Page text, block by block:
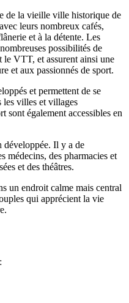
de la vieille ville historique de
leurs nombreux cafés,
et à la détente. Les
possibilités de
le VTT, et assurent ainsi une
et aux passionnés de sport.
et permettent de se
les villes et villages
sont également accessibles en
développée. Il y a de
médecins, des pharmacies et
et des théâtres.
un endroit calme mais central
qui apprécient la vie